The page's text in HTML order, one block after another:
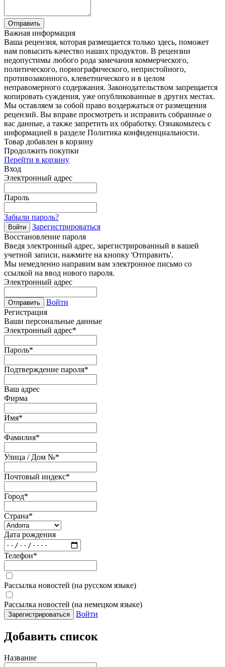
Отправить
Важная информация
Ваша рецензия, которая размещается только здесь, поможет
нам повысить качество наших продуктов. В рецензии
недопустимы любого рода замечания коммерческого,
политического, порнографического, непристойного,
противозаконного, клеветнического и в целом
неправомерного содержания. Законодательством запрещается
копировать суждения, уже опубликованные в других местах.
Мы оставляем за собой право воздержаться от размещения
рецензий. Вы вправе просмотреть и исправить собранные о
вас данные, а также запретить их обработку. Ознакомьтесь с
информацией в разделе Политика конфиденциальности.
Товар добавлен в корзину
Продолжить покупки
Перейти в корзину
Вход
Электронный адрес
Пароль
Забыли пароль?
Войти
Зарегистрироваться
Восстановление пароля
Введя электронный адрес, зарегистрированный в вашей
учетной записи, нажмите на кнопку 'Отправить'.
Мы немедленно направим вам электронное письмо со
ссылкой на ввод нового пароля.
Электронный адрес
Отправить
Войти
Регистрация
Ваши персональные данные
Электронный адрес*
Пароль*
Подтверждение пароля*
Ваш адрес
Фирма
Имя*
Фамилия*
Улица / Дом №*
Почтовый индекс*
Город*
Страна*
Дата рождения
Телефон*
Рассылка новостей (на русском языке)
Рассылка новостей (на немецком языке)
Зарегистрироваться Войти
Добавить список
Название